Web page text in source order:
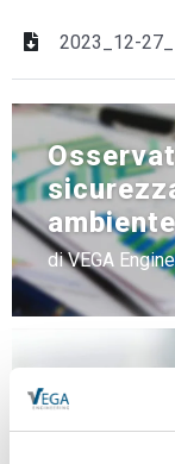
2023_12-
ambiente
di VEGA